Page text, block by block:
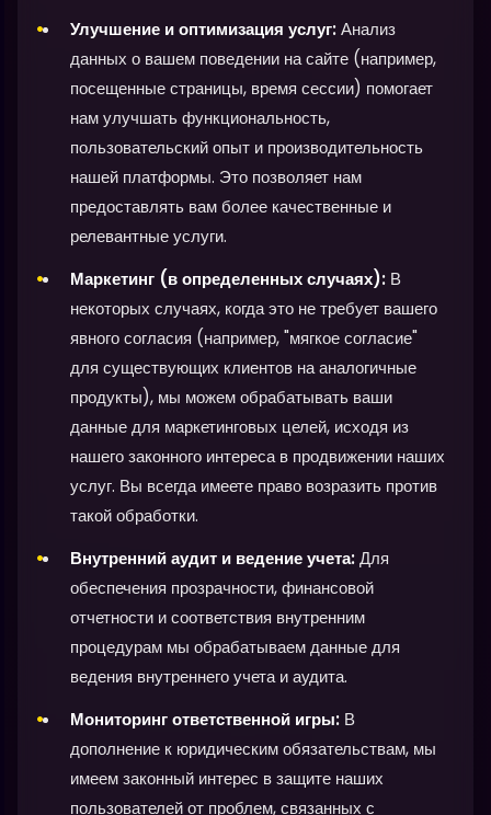
Улучшение и оптимизация услуг:Анализ
данных о вашем поведении на сайте (например,
посещенные страницы, время сессии) помогает
нам улучшать функциональность,
пользовательский опыт и производительность
нашей платформы. Это позволяет нам
предоставлять вам более качественные и
релевантные услуги.
Маркетинг (в определенных случаях): В
некоторых случаях, когда это не требует вашего
явного согласия (например, "мягкое согласие"
для существующих клиентов на аналогичные
продукты), мы можем обрабатывать ваши
данные для маркетинговых целей, исходя из
нашего законного интереса в продвижении наших
услуг. Вы всегда имеете право возразить против
такой обработки.
Внутренний аудит и ведение учета:Для
обеспечения прозрачности, финансовой
отчетности и соответствия внутренним
процедурам мы обрабатываем данные для
ведения внутреннего учета и аудита.
Мониторинг ответственной игры: В
дополнение к юридическим обязательствам, мы
имеем законный интерес в защите наших
пользователей от проблем, связанных с